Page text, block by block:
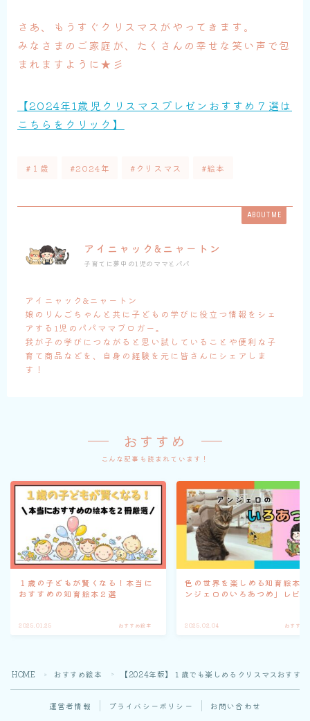
さあ、もうすぐクリスマスがやってきます。
みなさまのご家庭が、たくさんの幸せな笑い声で包
まれますように★彡
【2024年1歳児クリスマスプレゼンおすすめ７選は
こちらをクリック】
#１歳 #2024年 #クリスマス #絵本
ABOUT ME
アイニャック&ニャートン
子育てに夢中の1児のママとパパ
アイニャック&ニャートン
娘のりんごちゃんと共に子どもの学びに役立つ情報をシェ
アする1児のパパママブロガー。
我が子の学びにつながると思い試していることや便利な子
育て商品などを、自身の経験を元に皆さんにシェアしま
す！
おすすめ
こんな記事も読まれています！
１歳の子どもが賢くなる！本当に
おすすめの知育絵本２選
2025.01.25 おすすめ絵本
色の世界を楽しめる知育絵本
ンジェロのいろあつめ」レビ
2025.02.04 おすすめ
HOME ＞ おすすめ絵本 ＞ 【2024年版】１歳でも楽しめるクリスマスおすす
運営者情報 プライバシーポリシー お問い合わせ